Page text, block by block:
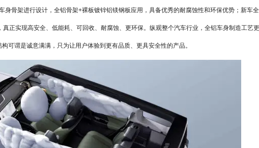
骨架进行设计，全铝骨架+裸板镀锌铝镁钢板应用，具备优秀的耐腐蚀性和环保优势；新车
正实现高安全、低能耗、可回收、耐腐蚀、更环保。纵观整个汽车行业，全铝车身制造工艺
可谓是诚意满满，只为让用户体验到更有品质、更具安全性的产品。